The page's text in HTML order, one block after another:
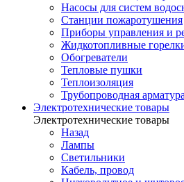
Насосы для систем
Станции пожаротушения
Приборы управления и
Жидкотопливные
Обогреватели
Тепловые пушки
Теплоизоляция
Трубопроводная арматура
Электротехнические товары
Электротехнические товары
Назад
Лампы
Светильники
Кабель, провод